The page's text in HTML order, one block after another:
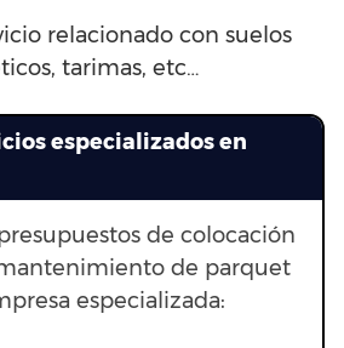
relacionado con suelos
tarimas, etc…
especializados en
de colocación
de parquet
especializada: